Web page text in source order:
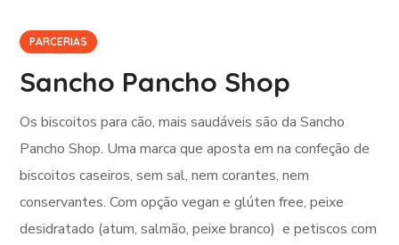
PARCERIAS
Sancho Pancho Shop
Os biscoitos para cão, mais saudáveis são da Sancho
Pancho Shop. Uma marca que aposta em na confeção de
biscoitos caseiros, sem sal, nem corantes, nem
conservantes. Com opção vegan e glúten free, peixe
desidratado (atum, salmão, peixe branco) e petiscos com